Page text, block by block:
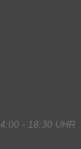
- 18:30 UHR